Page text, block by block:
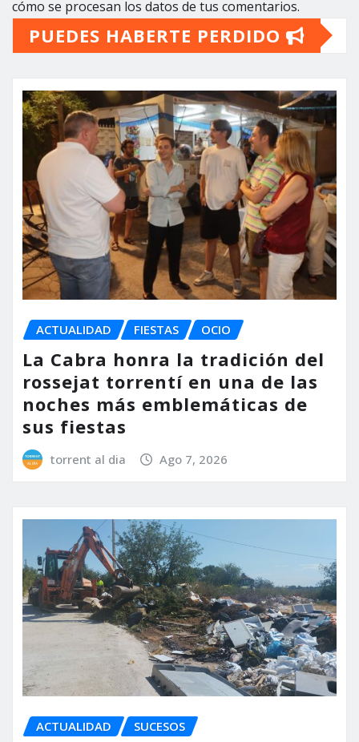
cómo se procesan los datos de tus comentarios.
PUEDES HABERTE PERDIDO
ACTUALIDAD FIESTAS OCIO
La Cabra honra la tradición del
rossejat torrentí en una de las
noches más emblemáticas de
sus fiestas
torrent al dia Ago 7, 2026
ACTUALIDAD SUCESOS